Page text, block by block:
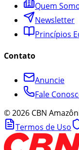
Quem
Newsletter
Princípios
Contato
Anuncie
Fale
©2026 CBN
Termos de Uso